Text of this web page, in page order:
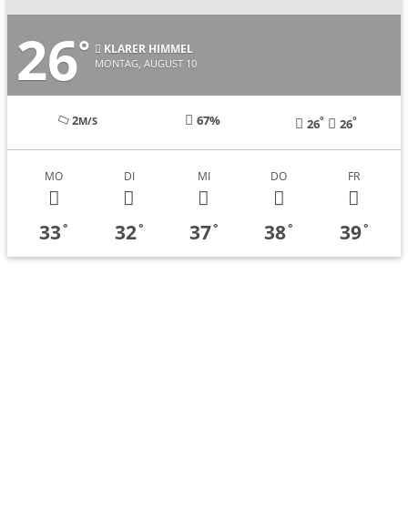
26° KLARER HIMMEL
MONTAG, AUGUST 10
2M/S 67% 26° 26°
MO
33°
DI
32°
MI
37°
DO
38°
FR
39°